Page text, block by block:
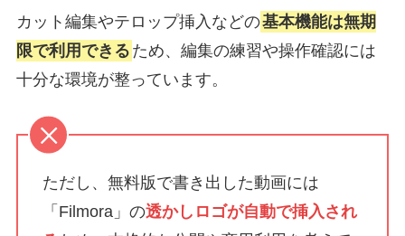
カット編集やテロップ挿入などの基本機能は無期
限で利用できる ため、編集の練習や操作確認には
十分な環境が整っています。
ただし、無料版で書き出した動画には
「Filmora」の透かしロゴが自動で挿入され